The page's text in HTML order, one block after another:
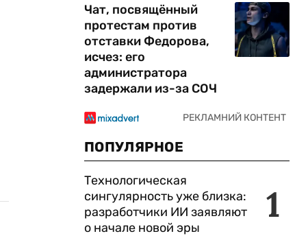
Чат, посвящённый
протестам против
отставки Федорова,
исчез: его
администратора
задержали из-за СОЧ
ПОПУЛЯРНОЕ
1
Технологическая
сингулярность уже близка:
разработчики ИИ заявляют
о начале новой эры